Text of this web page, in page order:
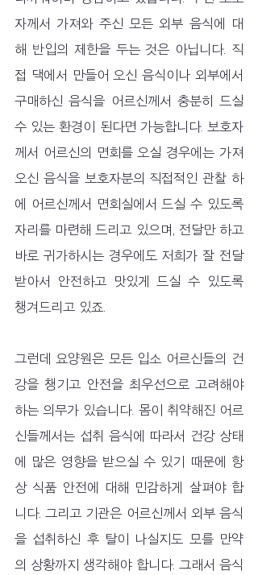
자께서 가져와 주신 모든 외부 음식에 대
해 반입의 제한을 두는 것은 아닙니다. 직
접 댁에서 만들어 오신 음식이나 외부에서
구매하신 음식을 어르신께서 충분히 드실
수 있는 환경이 된다면 가능합니다. 보호자
께서 어르신의 면회를 오실 경우에는 가져
오신 음식을 보호자분의 직접적인 관찰 하
에 어르신께서 면회실에서 드실 수 있도록
자리를 마련해 드리고 있으며, 전달만 하고
바로 귀가하시는 경우에도 저희가 잘 전달
받아서 안전하고 맛있게 드실 수 있도록
챙겨드리고 있죠.
그런데 요양원은 모든 입소 어르신들의 건
강을 챙기고 안전을 최우선으로 고려해야
하는 의무가 있습니다. 몸이 취약해진 어르
신들께서는 섭취 음식에 따라서 건강 상태
에 많은 영향을 받으실 수 있기 때문에 항
상 식품 안전에 대해 민감하게 살펴야 합
니다. 그리고 기관은 어르신께서 외부 음식
을 섭취하신 후 탈이 나실지도 모를 만약
의 상황까지 생각해야 합니다. 그래서 음식